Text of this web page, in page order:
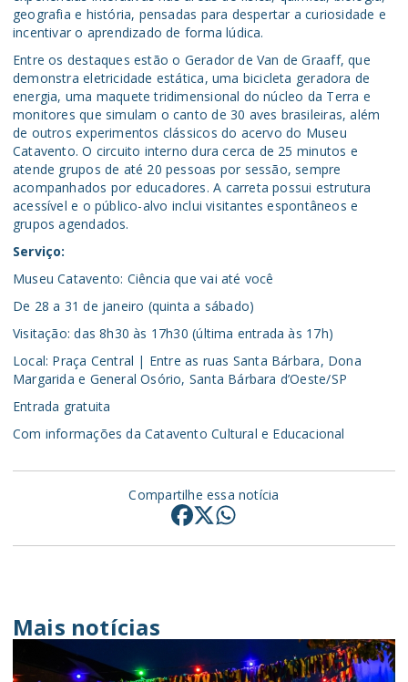
geografia e história, pensadas para despertar a curiosidade e
incentivar o aprendizado de forma lúdica.
Entre os destaques estão o Gerador de Van de Graaff, que
demonstra eletricidade estática, uma bicicleta geradora de
energia, uma maquete tridimensional do núcleo da Terra e
monitores que simulam o canto de 30 aves brasileiras, além
de outros experimentos clássicos do acervo do Museu
Catavento. O circuito interno dura cerca de 25 minutos e
atende grupos de até 20 pessoas por sessão, sempre
acompanhados por educadores. A carreta possui estrutura
acessível e o público-alvo inclui visitantes espontâneos e
grupos agendados.
Serviço:
Museu Catavento: Ciência que vai até você
De 28 a 31 de janeiro (quinta a sábado)
Visitação: das 8h30 às 17h30 (última entrada às 17h)
Local: Praça Central | Entre as ruas Santa Bárbara, Dona
Margarida e General Osório, Santa Bárbara d’Oeste/SP
Entrada gratuita
Com informações da Catavento Cultural e Educacional
Compartilhe essa notícia
Mais notícias